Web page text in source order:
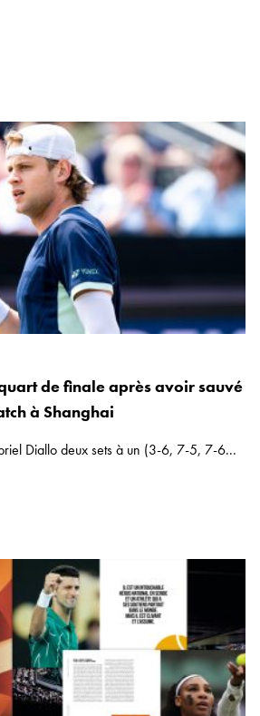
de finale après avoir sauvé
à Shanghai
Diallo deux sets à un (3-6, 7-5, 7-6...